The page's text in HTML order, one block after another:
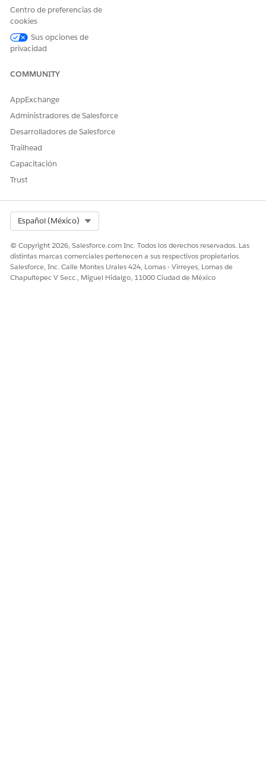
Nivel
Establezca un intervalo de fechas.
Guarde sus cambios.
¿RESOLVIÓ ESTE ARTÍCULO SU PROBLEMA?
¡Háganos saber cómo podemos mejorar!
Sí
Centro de preferencias de
cookies
Sus opciones de
privacidad
COMMUNITY
AppExchange
Administradores de Salesforce
Desarrolladores de Salesforce
Trailhead
Capacitación
Trust
Español (México)
© Copyright 2026, Salesforce.com Inc. Todos los derechos reservados. Las
distintas marcas comerciales pertenecen a sus respectivos propietarios.
Salesforce, Inc. Calle Montes Urales 424, Lomas - Virreyes, Lomas de
Chapultepec V Secc., Miguel Hidalgo, 11000 Ciudad de México